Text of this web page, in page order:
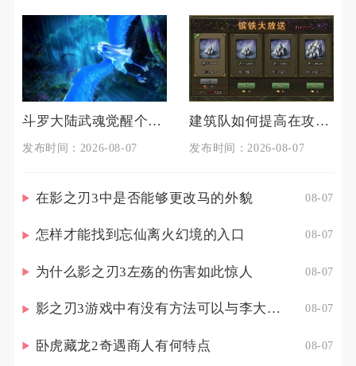
斗罗大陆武魂觉醒个人训练如何准备
发布时间：2026-08-07
建筑队如何提高在攻城掠地中的生存能力
发布时间：2026-08-07
在影之刃3中是否能够更改马的外貌 08-07
怎样才能找到忘仙离火幻境的入口 08-07
为什么影之刃3左殇的伤害如此惊人 08-07
影之刃3游戏中有没有方法可以与李大娘见面 08-07
卧虎藏龙2奇遇商人有何特点 08-07